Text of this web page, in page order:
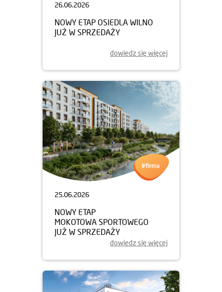
26.06.2026
NOWY ETAP OSIEDLA WILNO
JUŻ W SPRZEDAŻY
dowiedz się więcej
25.06.2026
NOWY ETAP
MOKOTOWA SPORTOWEGO
JUŻ W SPRZEDAŻY
dowiedz się więcej